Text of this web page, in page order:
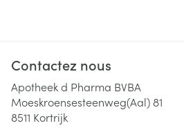
Contactez nous
Apotheek d Pharma BVBA
Moeskroensesteenweg(Aal) 81
8511 Kortrijk